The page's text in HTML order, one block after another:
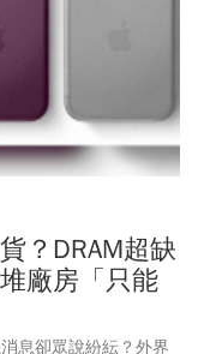
所承擔的責任。
？DRAM超缺
廠房「只能
息卻眾說紛紜？外界